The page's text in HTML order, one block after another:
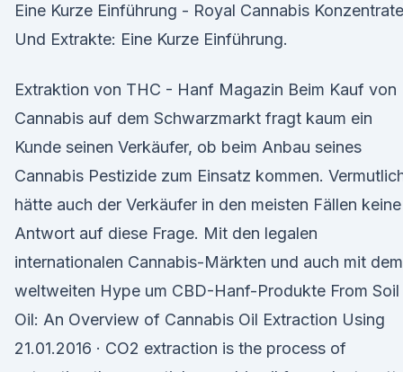
Eine Kurze Einführung - Royal Cannabis Konzentrate
Und Extrakte: Eine Kurze Einführung.
Extraktion von THC - Hanf Magazin Beim Kauf von
Cannabis auf dem Schwarzmarkt fragt kaum ein
Kunde seinen Verkäufer, ob beim Anbau seines
Cannabis Pestizide zum Einsatz kommen.
hätte auch der Verkäufer in den meisten Fällen keine
Antwort auf diese Frage. Mit den legalen
internationalen Cannabis-Märkten und auch mit dem
weltweiten Hype um CBD-Hanf-Produkte From Soil
Oil: An Overview of Cannabis Oil Extraction Using
21.01.2016 · CO2 extraction is the process of